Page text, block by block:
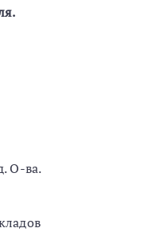
О-ва.